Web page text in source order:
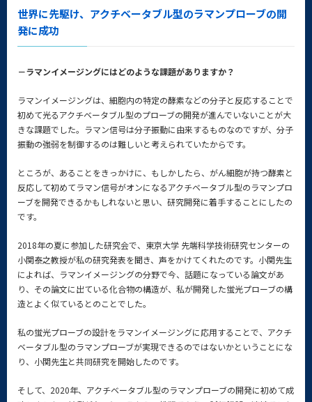
世界に先駆け、アクチベータブル型のラマンプローブの開
発に成功
－ラマンイメージングにはどのような課題がありますか？
ラマンイメージングは、細胞内の特定の酵素などの分子と反応することで
初めて光るアクチベータブル型のプローブの開発が進んでいないことが大
きな課題でした。ラマン信号は分子振動に由来するものなのですが、分子
振動の強弱を制御するのは難しいと考えられていたからです。
ところが、あることをきっかけに、もしかしたら、がん細胞が持つ酵素と
反応して初めてラマン信号がオンになるアクチベータブル型のラマンプロ
ーブを開発できるかもしれないと思い、研究開発に着手することにしたの
です。
2018年の夏に参加した研究会で、東京大学 先端科学技術研究センターの
小関泰之教授が私の研究発表を聞き、声をかけてくれたのです。小関先生
によれば、ラマンイメージングの分野で今、話題になっている論文があ
り、その論文に出ている化合物の構造が、私が開発した蛍光プローブの構
造とよく似ているとのことでした。
私の蛍光プローブの設計をラマンイメージングに応用することで、アクチ
ベータブル型のラマンプローブが実現できるのではないかということにな
り、小関先生と共同研究を開始したのです。
そして、2020年、アクチベータブル型のラマンプローブの開発に初めて成